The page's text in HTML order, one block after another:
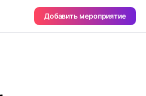
Добавить мероприятие